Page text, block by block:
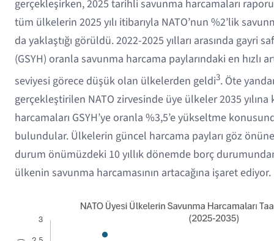
gerçekleşirken, 2025 tarihli savunma harcamaları
tüm ülkelerin 2025 yılı itibarıyla NATO’nun %2’lik
da yaklaştığı görüldü. 2022-2025 yılları arasında gayri
(GSYH) oranla savunma harcama paylarındaki en hızlı
seviyesi görece düşük olan ülkelerden geldi3. Öte
gerçekleştirilen NATO zirvesinde üye ülkeler 2035
harcamaları GSYH’ye oranla %3,5’e yükseltme
bulundular. Ülkelerin güncel harcama payları göz önüne
durum önümüzdeki 10 yıllık dönemde borç
ülkenin savunma harcamasının artacağına işaret ediyor.